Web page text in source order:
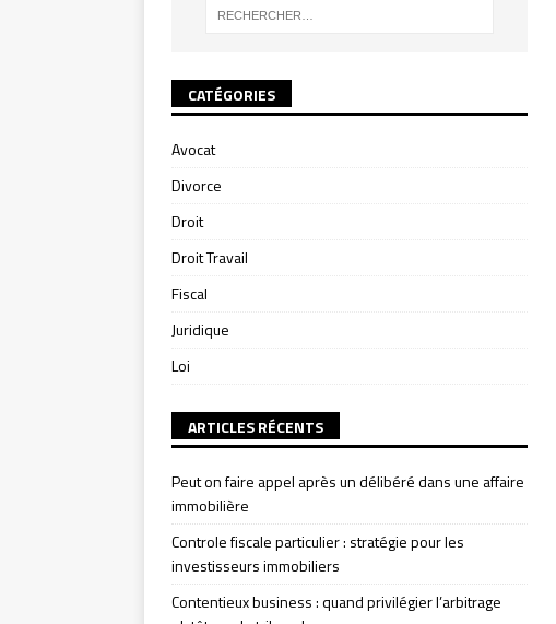
CATÉGORIES
Avocat
Divorce
Droit
Droit Travail
Fiscal
Juridique
Loi
ARTICLES RÉCENTS
Peut on faire appel après un délibéré dans une affaire
immobilière
Controle fiscale particulier : stratégie pour les
investisseurs immobiliers
Contentieux business : quand privilégier l’arbitrage